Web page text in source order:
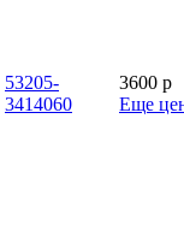
53205-
3414060
3600 p
Еще